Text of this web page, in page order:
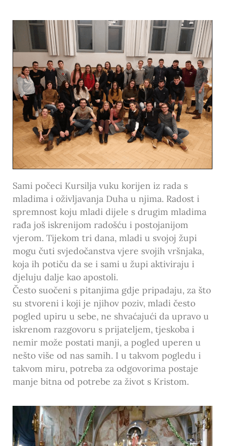
Sami počeci Kursilja vuku korijen iz rada s
mladima i oživljavanja Duha u njima. Radost i
spremnost koju mladi dijele s drugim mladima
rađa još iskrenijom radošću i postojanijom
vjerom. Tijekom tri dana, mladi u svojoj župi
mogu čuti svjedočanstva vjere svojih vršnjaka,
koja ih potiču da se i sami u župi aktiviraju i
djeluju dalje kao apostoli.
Često suočeni s pitanjima gdje pripadaju, za što
su stvoreni i koji je njihov poziv, mladi često
pogled upiru u sebe, ne shvaćajući da upravo u
iskrenom razgovoru s prijateljem, tjeskoba i
nemir može postati manji, a pogled uperen u
nešto više od nas samih. I u takvom pogledu i
takvom miru, potreba za odgovorima postaje
manje bitna od potrebe za život s Kristom.